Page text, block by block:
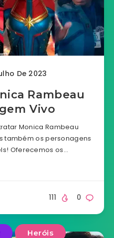
De 2023
Rambeau
Vivo
Monica Rambeau
também os personagens
Oferecemos os…
0
111
Heróis